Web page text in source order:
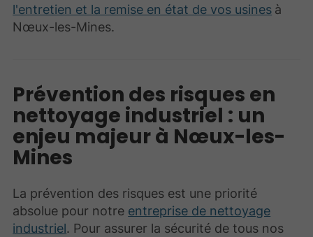
l'entretien et la remise en état de vos usines à
Nœux-les-Mines.
Prévention des risques en
nettoyage industriel : un
enjeu majeur à Nœux-les-
Mines
La prévention des risques est une priorité
absolue pour notre entreprise de nettoyage
industriel. Pour assurer la sécurité de tous nos